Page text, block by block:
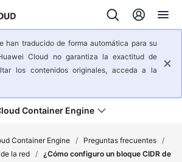
han traducido de forma automática para su
Cloud no garantiza la exactitud de
los contenidos originales, acceda a la
Container Engine
Container Engine / Preguntas frecuentes /
la red / ¿Cómo configuro un bloque CIDR de